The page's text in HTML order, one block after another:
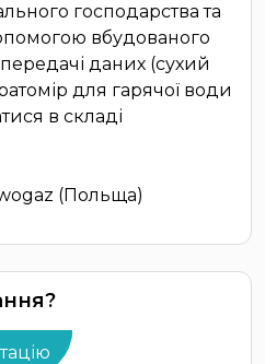
господарства та
вбудованого
даних (сухий
для гарячої води
в складі
(Польща)